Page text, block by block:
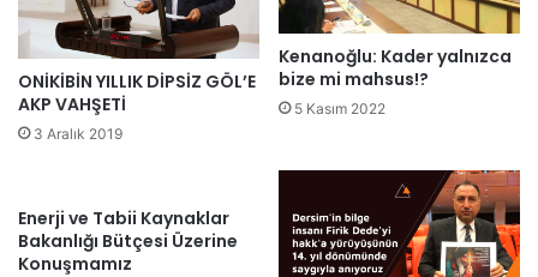
ONİKİBİN YILLIK DİPSİZ GÖL’E
AKP VAHŞETİ
3 Aralık 2019
Kenanoğlu: Kader yalnızca
bize mi mahsus!?
5 Kasım 2022
Enerji ve Tabii Kaynaklar
Bakanlığı Bütçesi Üzerine
Konuşmamız